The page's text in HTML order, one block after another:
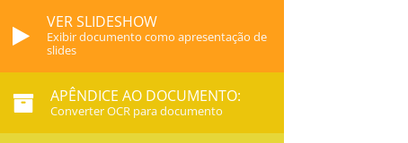
VER SLIDESHOW
Exibir documento como apresentação de
slides
APÊNDICE AO DOCUMENTO:
Converter OCR para documento